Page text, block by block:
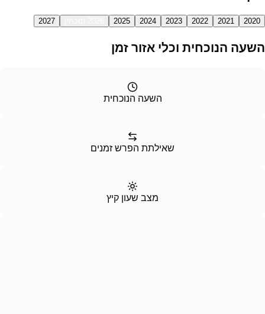
2020
2021
2022
2023
2024
2025
2027
הנוכחית וכלי אזור זמן
השעה הנוכחית
שאילתת הפרש זמנים
מצב שעון קיץ